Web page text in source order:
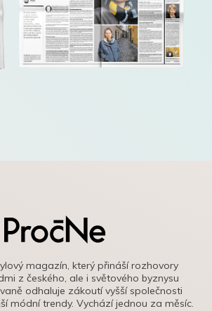
magazín, který přináší rozhovory
z českého, ale i světového byznysu
odhaluje zákoutí vyšší společnosti
módní trendy. Vychází jednou za měsíc.